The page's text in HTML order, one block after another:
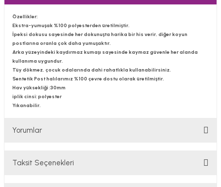
Özellikler:
Ekstra-yumuşak %100 polyesterden üretilmiştir.
İpeksi dokusu sayesinde her dokunuşta harika bir his verir, diğer koyun
postlarına oranla çok daha yumuşaktır.
Arka yüzeyindeki kaydırmaz kumaşı sayesinde kaymaz güvenle her alanda
kullanıma uygundur.
Tüy dökmez, çocuk odalarında dahi rahatlıkla kullanabilirsiniz.
Sentetik Post halılarımız %100 çevre dostu olarak üretilmiştir.
Hav yüksekliği :30mm
iplik cinsi: polyester
Yıkanabilir.
Yorumlar
Taksit Seçenekleri